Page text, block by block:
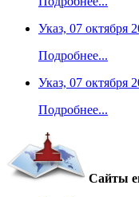
Указ, 07 октября
Подробнее...
Указ, 07 октября
Подробнее...
Сайты